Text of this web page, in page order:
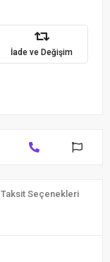
İade ve Değişim
Taksit Seçenekleri